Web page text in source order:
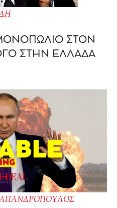
ΣΤΟΝ
ΣΤΗΝ ΕΛΛΑΔΑ